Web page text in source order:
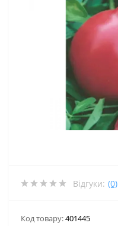
Відгуки: (0)
Код товару:401445